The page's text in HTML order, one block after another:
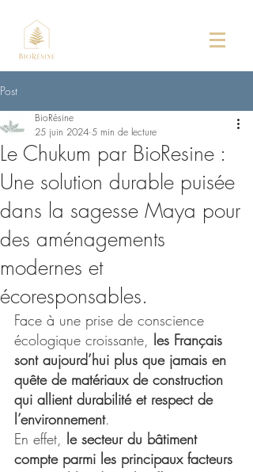
Post
Le Chukum par BioResine :
Une solution durable puisée
dans la sagesse Maya pour
des aménagements
modernes et
écoresponsables.
BioRésine
25 juin 2024 5 min de lecture
Face à une prise de conscience
écologique croissante, les Français
sont aujourd’hui plus que jamais en
quête de matériaux de construction
qui allient durabilité et respect de
l’environnement.
En effet, le secteur du bâtiment
compte parmi les principaux facteurs